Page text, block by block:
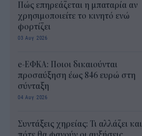
Πώς επηρεάζεται η μπαταρία αν
χρησιμοποιείτε το κινητό ενώ
φορτίζει
03 Αυγ 2026
e-ΕΦΚΑ: Ποιοι δικαιούνται
προσαύξηση έως 846 ευρώ στη
σύνταξη
04 Αυγ 2026
Συντάξεις χηρείας: Τι αλλάζει και